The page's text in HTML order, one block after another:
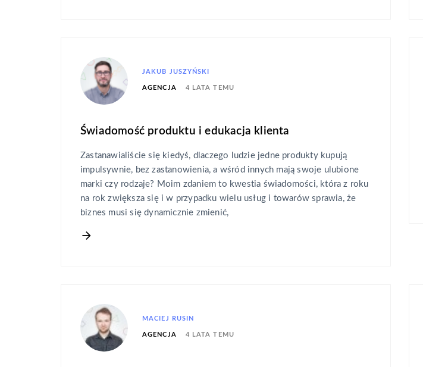
JAKUB JUSZYŃSKI
AGENCJA 4 LATA TEMU
Świadomość produktu i edukacja klienta
Zastanawialiście się kiedyś, dlaczego ludzie jedne produkty kupują
impulsywnie, bez zastanowienia, a wśród innych mają swoje ulubione
marki czy rodzaje? Moim zdaniem to kwestia świadomości, która z roku
na rok zwiększa się i w przypadku wielu usług i towarów sprawia, że
biznes musi się dynamicznie zmienić,
MACIEJ RUSIN
AGENCJA 4 LATA TEMU